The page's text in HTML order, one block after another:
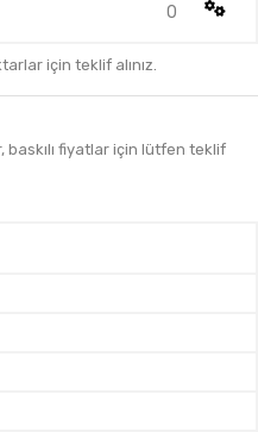
0
için teklif alınız.
baskılı fiyatlar için lütfen teklif